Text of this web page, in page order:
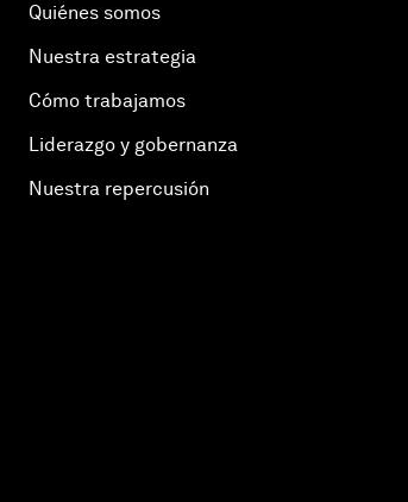
Quiénes somos
Nuestra estrategia
Cómo trabajamos
Liderazgo y gobernanza
Nuestra repercusión